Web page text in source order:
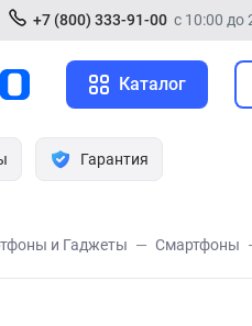
+7 (800) 333-91-00 с 10:00 до
Каталог
Гарантия
и Гаджеты Смартфоны